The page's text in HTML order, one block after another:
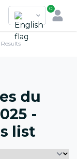
0
Results
du
-
list